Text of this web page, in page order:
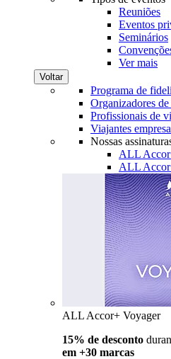
Reuniões
Eventos
Seminários
Ver mais
Voltar
Programa de
Organizadores
Profissionais de
Viajantes
Nossas
ALL
ALL
ALL Accor+ Voyager
15% de desconto
em +30 marcas